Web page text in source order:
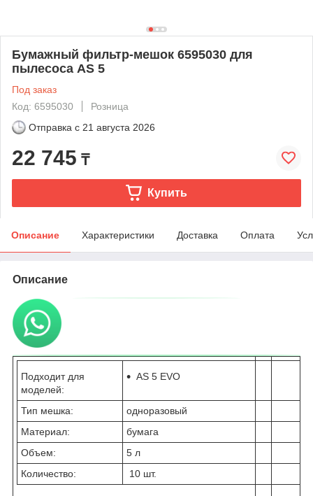
Бумажный фильтр-мешок 6595030 для
пылесоса AS 5
Под заказ
Код: 6595030
Розница
Отправка с 21 августа 2026
22 745 ₸
Купить
Описание Характеристики Доставка Оплата
Описание
Подходит для
моделей:
AS 5 EVO
Тип мешка:
одноразовый
Материал:
бумага
Объем:
5 л
Количество:
10 шт.